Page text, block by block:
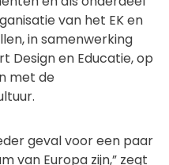
van het EK en
in samenwerking
Design en Educatie, op
met de
geval voor een paar
van Europa zijn,” zegt